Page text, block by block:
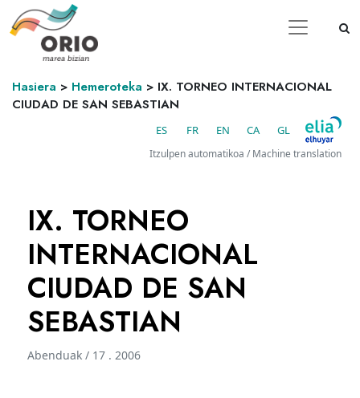
Hasiera > Hemeroteka > IX. TORNEO INTERNACIONAL
CIUDAD DE SAN SEBASTIAN
ES FR EN CA GL
Itzulpen automatikoa / Machine translation
IX. TORNEO
INTERNACIONAL
CIUDAD DE SAN
SEBASTIAN
Abenduak / 17 . 2006